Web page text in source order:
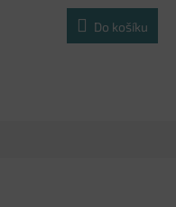
Do košíku